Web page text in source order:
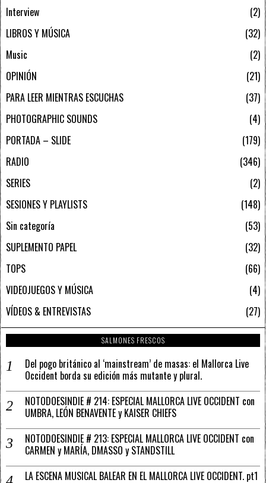
Interview
2
LIBROS Y MÚSICA
32
Music
2
OPINIÓN
21
PARA LEER MIENTRAS ESCUCHAS
37
PHOTOGRAPHIC SOUNDS
4
PORTADA – SLIDE
179
RADIO
346
SERIES
2
SESIONES Y PLAYLISTS
148
Sin categoría
53
SUPLEMENTO PAPEL
32
TOPS
66
VIDEOJUEGOS Y MÚSICA
4
VÍDEOS & ENTREVISTAS
27
SALMONES FRESCOS
Del pogo británico al ‘mainstream’ de masas: el Mallorca Live
Occident borda su edición más mutante y plural.
NOTODOESINDIE # 214: ESPECIAL MALLORCA LIVE OCCIDENT con
UMBRA, LEÓN BENAVENTE y KAISER CHIEFS
NOTODOESINDIE # 213: ESPECIAL MALLORCA LIVE OCCIDENT con
CARMEN y MARÍA, DMASSO y STANDSTILL
LA ESCENA MUSICAL BALEAR EN EL MALLORCA LIVE OCCIDENT. pt1